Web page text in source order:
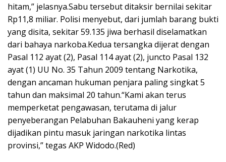
hitam,” jelasnya.Sabu tersebut ditaksir bernilai sekitar
Rp11,8 miliar. Polisi menyebut, dari jumlah barang bukti
yang disita, sekitar 59.135 jiwa berhasil diselamatkan
dari bahaya narkoba.Kedua tersangka dijerat dengan
Pasal 112 ayat (2), Pasal 114 ayat (2), juncto Pasal 132
ayat (1) UU No. 35 Tahun 2009 tentang Narkotika,
dengan ancaman hukuman penjara paling singkat 5
tahun dan maksimal 20 tahun.“Kami akan terus
memperketat pengawasan, terutama di jalur
penyeberangan Pelabuhan Bakauheni yang kerap
dijadikan pintu masuk jaringan narkotika lintas
provinsi,” tegas AKP Widodo.(Red)